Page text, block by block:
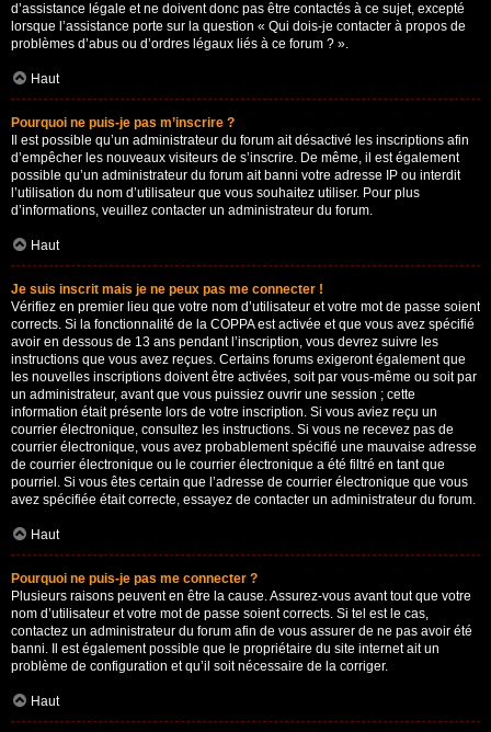
d’assistance légale et ne doivent donc pas être contactés à ce sujet, excepté
lorsque l’assistance porte sur la question « Qui dois-je contacter à propos de
problèmes d’abus ou d’ordres légaux liés à ce forum ? ».
Haut
Pourquoi ne puis-je pas m’inscrire ?
Il est possible qu’un administrateur du forum ait désactivé les inscriptions afin
d’empêcher les nouveaux visiteurs de s’inscrire. De même, il est également
possible qu’un administrateur du forum ait banni votre adresse IP ou interdit
l’utilisation du nom d’utilisateur que vous souhaitez utiliser. Pour plus
d’informations, veuillez contacter un administrateur du forum.
Haut
Je suis inscrit mais je ne peux pas me connecter !
Vérifiez en premier lieu que votre nom d’utilisateur et votre mot de passe soient
corrects. Si la fonctionnalité de la COPPA est activée et que vous avez spécifié
avoir en dessous de 13 ans pendant l’inscription, vous devrez suivre les
instructions que vous avez reçues. Certains forums exigeront également que
les nouvelles inscriptions doivent être activées, soit par vous-même ou soit par
un administrateur, avant que vous puissiez ouvrir une session ; cette
information était présente lors de votre inscription. Si vous aviez reçu un
courrier électronique, consultez les instructions. Si vous ne recevez pas de
courrier électronique, vous avez probablement spécifié une mauvaise adresse
de courrier électronique ou le courrier électronique a été filtré en tant que
pourriel. Si vous êtes certain que l’adresse de courrier électronique que vous
avez spécifiée était correcte, essayez de contacter un administrateur du forum.
Haut
Pourquoi ne puis-je pas me connecter ?
Plusieurs raisons peuvent en être la cause. Assurez-vous avant tout que votre
nom d’utilisateur et votre mot de passe soient corrects. Si tel est le cas,
contactez un administrateur du forum afin de vous assurer de ne pas avoir été
banni. Il est également possible que le propriétaire du site internet ait un
problème de configuration et qu’il soit nécessaire de la corriger.
Haut